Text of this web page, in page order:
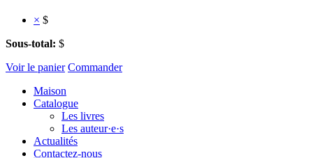
× $
Sous-total: $
Voir le panier Commander
Maison
Catalogue
Les livres
Les auteur·e·s
Actualités
Contactez-nous